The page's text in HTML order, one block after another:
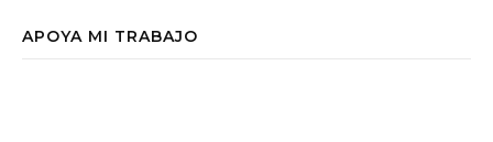
APOYA MI TRABAJO